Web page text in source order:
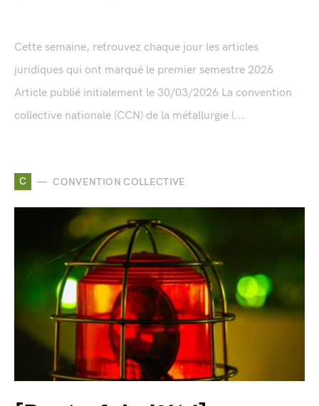
Cette semaine, retrouvez chaque jour les articles
juridiques qui ont marqué le premier semestre 2026
Article publié initialement le 30/03/2026 La convention
collective nationale (CCN) de la métallurgie (...
C CONVENTION COLLECTIVE